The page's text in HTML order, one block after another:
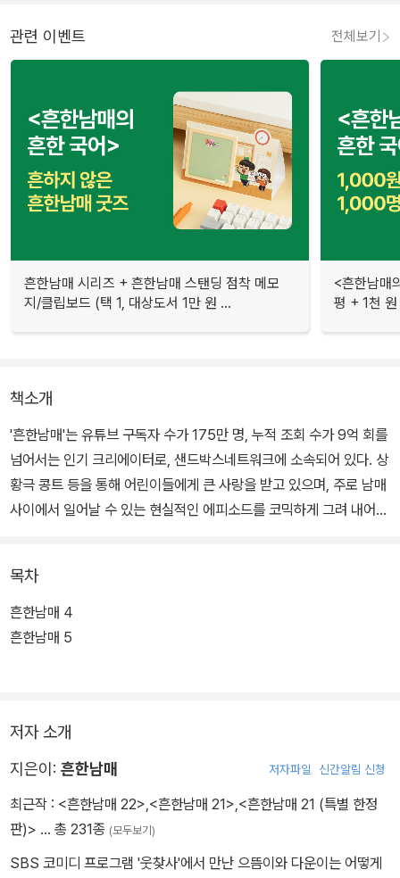
관련 이벤트 전체보기
흔한남매 시리즈 + 흔한남매 스탠딩 점착 메모
지/클립보드 (택 1, 대상도서 1만 원 ...
<흔한남매
평 + 1천
책소개
'흔한남매'는 유튜브 구독자 수가 175만 명, 누적 조회 수가 9억 회를
넘어서는 인기 크리에이터로, 샌드박스네트워크에 소속되어 있다. 상
황극 콩트 등을 통해 어린이들에게 큰 사랑을 받고 있으며, 주로 남매
사이에서 일어날 수 있는 현실적인 에피소드를 코믹하게 그려 내어
《흔한남매 4》는 '흔한남매' 유튜브 영상의 스토리를 앙증맞고 유머러
스한 만화로 풀어 낸 코믹북이다. 하루도 조용할 날이 없는 으뜸이와
에이미의 일상 스토리는 진짜 웃음이 필요한 어린이들에게 순수한 웃
목차
흔한남매 4
흔한남매 5
저자 소개
지은이: 흔한남매 저자파일 신간알림 신청
최근작 : <흔한남매 22>,<흔한남매 21>,<흔한남매 21 (특별 한정
판)> … 총 231종 (모두보기)
SBS 코미디 프로그램 '웃찾사'에서 만난 으뜸이와 다운이는 어떻게